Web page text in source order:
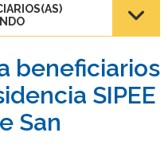
os
os
beneficiarios
SIPEE
San